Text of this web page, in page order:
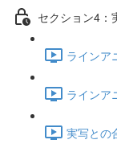
セクション4：
ラインア
ラインア
実写との